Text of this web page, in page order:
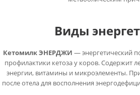
Виды
Кетомилк ЭНЕРДЖИ — энергетический
профилактики кетоза у коров. Содержит
энергии, витамины и микроэлементы.
после отела для восполнения